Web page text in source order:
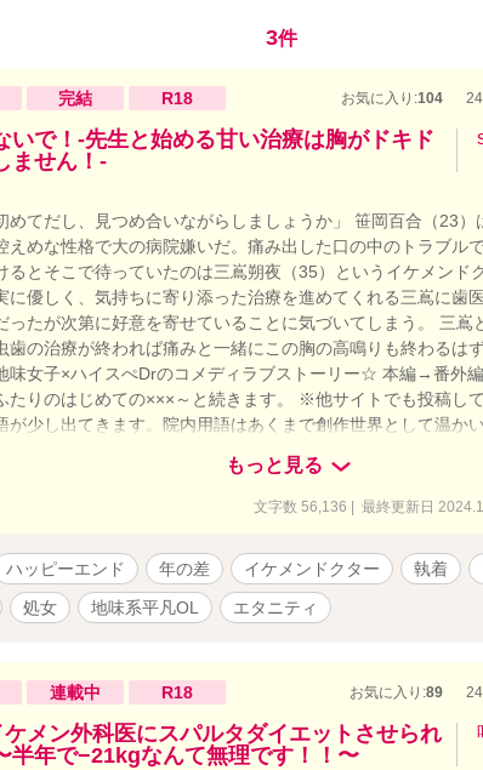
3件
完結 R18 お気に入り:104
いで！‐先生と始める甘い治療は胸がドキド
ません！‐
めてだし、見つめ合いながらしましょうか」 笹岡百合（23
えめな性格で大の病院嫌いだ。痛み出した口の中のトラブル
るとそこで待っていたのは三嶌朔夜（35）というイケメンド
に優しく、気持ちに寄り添った治療を進めてくれる三嶌に歯
ったが次第に好意を寄せていることに気づいてしまう。 三嶌
歯の治療が終われば痛みと一緒にこの胸の高鳴りも終わるは
味女子×ハイスぺDrのコメディラブストーリー☆ 本編→番外
たりのはじめての×××～と続きます。 ※他サイトでも投稿し
が少し出てきます。院内用語はあくまで創作世界として温か
す ※歯科医院への見解は作品内の主人公の主観です、治療行
もっと見る
文字数 56,136 | 最終更新日
ハッピーエンド 年の差 イケメンドクター 執着
処女 地味系平凡OL エタニティ
連載中 R18 お気に入り:89
ケメン外科医にスパルタダイエットさせられ
半年で−21kgなんて無理です！！〜